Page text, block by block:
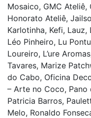
Mosaico, GMC Ateliê,
Honorato Ateliê,
Karlotinha, Kefi, Lauz,
Léo Pinheiro, Lu
Loureiro, L’ure
Tavares, Marize
do Cabo, Oficina
– Arte no Coco, Pano
Patricia Barros,
Melo, Ronaldo